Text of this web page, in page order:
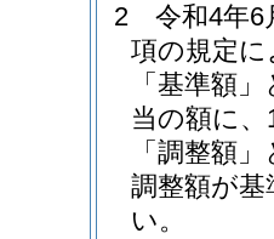
2
令和4年6
項の規定
「基準額
当の額に
「調整額
調整額が
い。